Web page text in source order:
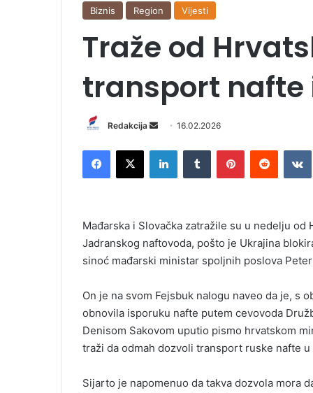
Biznis Region Vijesti
Traže od
transport nafte
Redakcija
n
d
e
m
a
l
16.02.2026
Mađarska i Slovačka zatražile su u nedelju
Jadranskog naftovoda, pošto je Ukrajina
sinoć mađarski ministar spoljnih poslova
On je na svom Fejsbuk nalogu naveo da je, s
obnovila isporuku nafte putem cevovoda
Denisom Sakovom uputio pismo hrvatskom
traži da odmah dozvoli transport ruske nafte
Sijarto je napomenuo da takva dozvola mora